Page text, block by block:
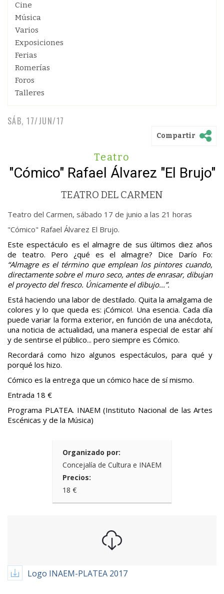
Cine
Música
Varios
Exposiciones
Ferias
Romerías
Foros
Talleres
SÁB, 17/JUN/17
Compartir
Teatro
"Cómico" Rafael Álvarez "El Brujo"
TEATRO DEL CARMEN
Teatro del Carmen, sábado 17 de junio a las 21 horas
"Cómico" Rafael Álvarez El Brujo.
Este espectáculo es el almagre de sus últimos diez años
de teatro. Pero ¿qué es el almagre? Dice Darío Fo:
“Almagre es el término que emplean los pintores cuando,
directamente sobre el muro seco, antes de enrasar, dibujan
el proyecto del fresco. Únicamente el dibujo...”.
Está haciendo una labor de destilado. Quita la amalgama de
colores y lo que queda es: ¡Cómico!. Una esencia. Cada día
puede variar la forma exterior, en función de una anécdota,
una noticia de actualidad, una manera especial de estar ahí
y de sentirse el público... pero siempre es Cómico.
Recordará como hizo algunos espectáculos, para qué y
porqué los hizo.
Cómico es la entrega que un cómico hace de sí mismo.
Entrada 18 €
Programa PLATEA. INAEM (Instituto Nacional de las Artes
Escénicas y de la Música)
Organizado por:
Concejalía de Cultura e INAEM
Precios:
18 €
Logo INAEM-PLATEA 2017